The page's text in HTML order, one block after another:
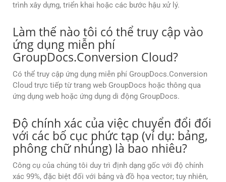
trình xây dựng, triển khai hoặc các bước hậu xử lý.
Làm thế nào tôi có thể truy cập vào
ứng dụng miễn phí
GroupDocs.Conversion Cloud?
Có thể truy cập ứng dụng miễn phí GroupDocs.Conversion
Cloud trực tiếp từ trang web GroupDocs hoặc thông qua
ứng dụng web hoặc ứng dụng di động GroupDocs.
Độ chính xác của việc chuyển đổi đối
với các bố cục phức tạp (ví dụ: bảng,
phông chữ nhúng) là bao nhiêu?
Công cụ của chúng tôi duy trì định dạng gốc với độ chính
xác 99%, đặc biệt đối với bảng và đồ họa vector; tuy nhiên,